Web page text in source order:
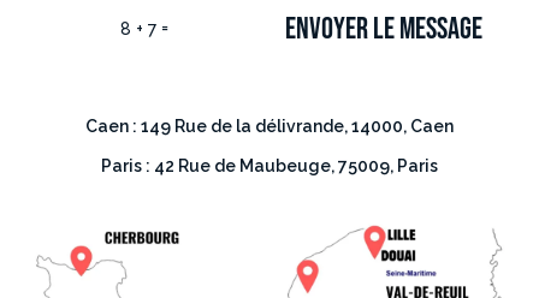
8 + 7= ENVOYER LE MESSAGE
Caen : 149 Rue de la délivrande, 14000, Caen
Paris : 42 Rue de Maubeuge, 75009, Paris